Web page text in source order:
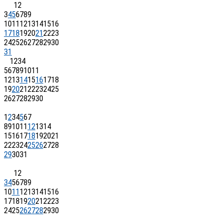
12
3456789
1011 1213141516
17181920212223
24252627282930
31
1234
567891011
12131415161718
19202122232425
2627282930
1234567
891011 121314
15161718192021
22232425262728
293031
12
3456789
1011 1213141516
17181920212223
24252627282930